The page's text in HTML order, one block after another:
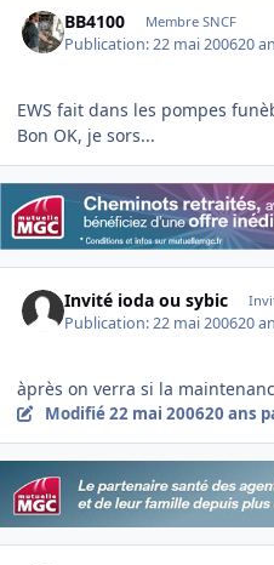
BB4100 Membre SNCF
Publication:22 mai 200620
EWS fait dans les pompes
Bon OK, je sors...
Invité ioda ou sybic
Publication:22 mai 200620
àprès on verra si la
Modifié22 mai 200620 ans